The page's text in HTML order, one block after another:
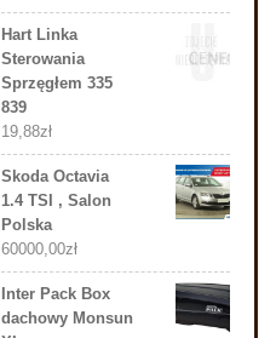
Hart Linka
Sterowania
Sprzęgłem 335
839
19,88zł
Skoda Octavia
1.4 TSI , Salon
Polska
60000,00zł
Inter Pack Box
dachowy Monsun